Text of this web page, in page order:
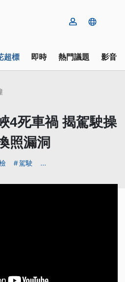
超標 即時 熱門議題 影音
4死車禍 揭駕駛操
照漏洞
駕駛 ...